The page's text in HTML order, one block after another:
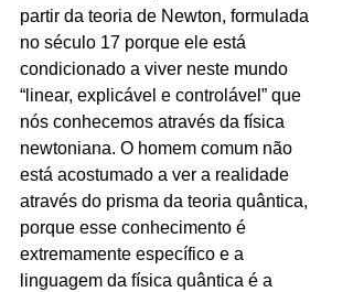
partir da teoria de Newton, formulada
no século 17 porque ele está
condicionado a viver neste mundo
“linear, explicável e controlável” que
nós conhecemos através da física
newtoniana. O homem comum não
está acostumado a ver a realidade
através do prisma da teoria quântica,
porque esse conhecimento é
extremamente específico e a
linguagem da física quântica é a